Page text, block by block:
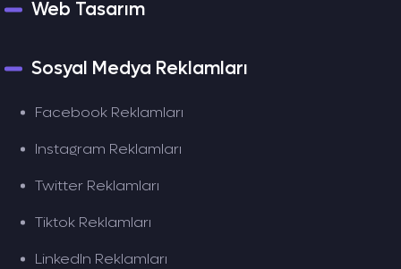
Web Tasarım
Sosyal Medya Reklamları
Facebook Reklamları
Instagram Reklamları
Twitter Reklamları
Tiktok Reklamları
LinkedIn Reklamları